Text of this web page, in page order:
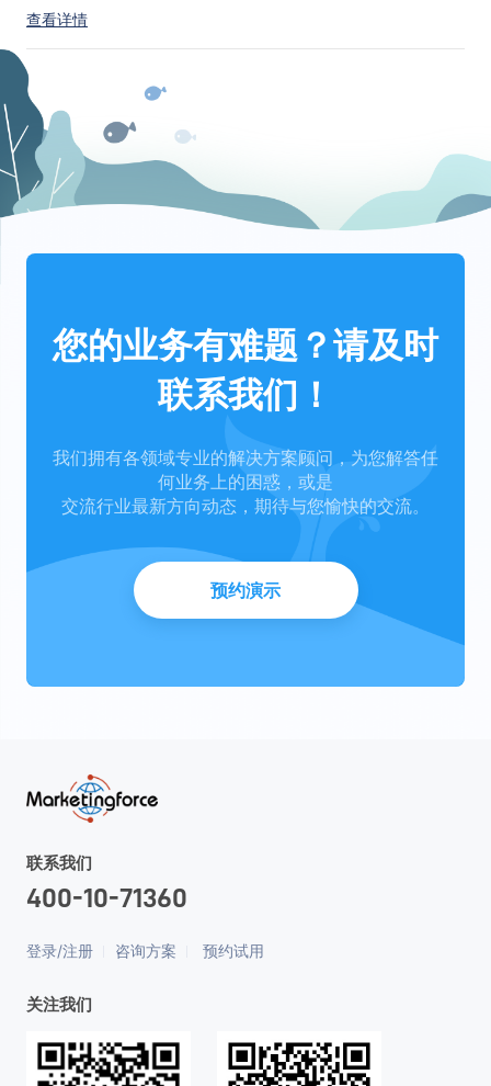
查看详情
您的业务有难题？请及时
联系我们！
我们拥有各领域专业的解决方案顾问，为您解答任
何业务上的困惑，或是
交流行业最新方向动态，期待与您愉快的交流。
预约演示
联系我们
400-10-71360
登录/注册 咨询方案 预约试用
关注我们